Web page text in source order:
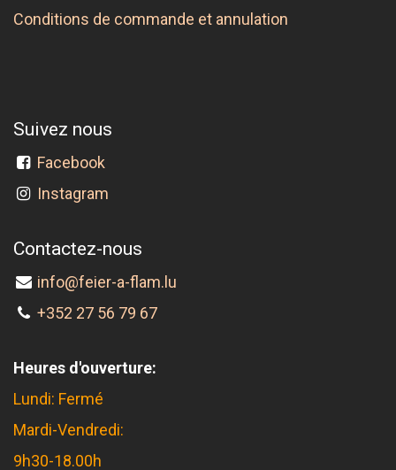
Conditions de commande et annulation
Suivez nous
Facebook
Instagram
Contactez-nous
info@feier-a-flam.lu
+352 27 56 79 67
Heures d'ouverture:
Lundi: Fermé
Mardi-Vendredi:
9h30-18.00h